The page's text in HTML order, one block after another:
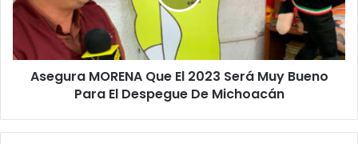
Será
Muy
Bueno
Para
Asegura MORENA Que El 2023 Será Muy Bueno
Para El Despegue De Michoacán